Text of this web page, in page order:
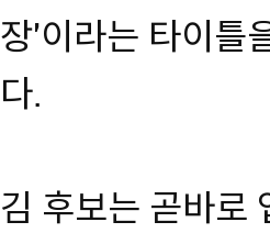
장'이라는 타이틀
다.
김 후보는 곧바로